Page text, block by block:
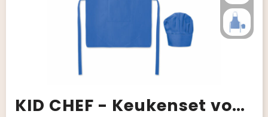
KID CHEF - Keukenset voor kinderen